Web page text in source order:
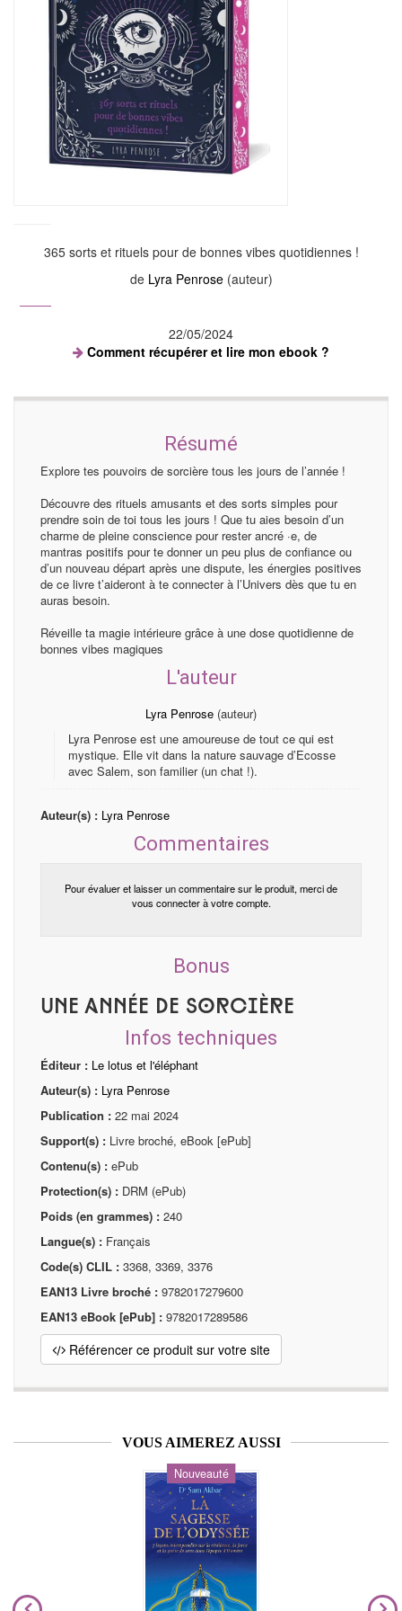
365 sorts et rituels pour de bonnes vibes quotidiennes !
de Lyra Penrose(auteur)
22/05/2024
Comment récupérer et lire mon ebook ?
Résumé
Explore tes pouvoirs de sorcière tous les jours de l’année !
Découvre des rituels amusants et des sorts simples pour
prendre soin de toi tous les jours ! Que tu aies besoin d’un
charme de pleine conscience pour rester ancré ·e, de
mantras positifs pour te donner un peu plus de confiance ou
d’un nouveau départ après une dispute, les énergies positives
de ce livre t’aideront à te connecter à l’Univers dès que tu en
auras besoin.
Réveille ta magie intérieure grâce à une dose quotidienne de
bonnes vibes magiques
L'auteur
Lyra Penrose (auteur)
Lyra Penrose est une amoureuse de tout ce qui est
mystique. Elle vit dans la nature sauvage d’Ecosse
avec Salem, son familier (un chat !).
Auteur(s) : Lyra Penrose
Commentaires
Pour évaluer et laisser un commentaire sur le produit, merci de
vous connecter à votre compte.
Bonus
Une année de sorcière
Infos techniques
Éditeur : Le lotus et l'éléphant
Auteur(s) : Lyra Penrose
Publication : 22 mai 2024
Support(s) : Livre broché, eBook [ePub]
Contenu(s) : ePub
Protection(s) : DRM (ePub)
Poids (en grammes) : 240
Langue(s) : Français
Code(s) CLIL : 3368, 3369, 3376
EAN13 Livre broché : 9782017279600
EAN13 eBook [ePub] : 9782017289586
Référencer ce produit sur votre site
VOUS AIMEREZ AUSSI
Nouveauté